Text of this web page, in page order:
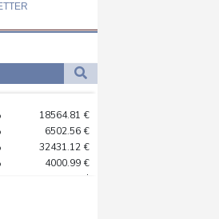
18564.81 €
6502.56 €
32431.12 €
4000.99 €
$